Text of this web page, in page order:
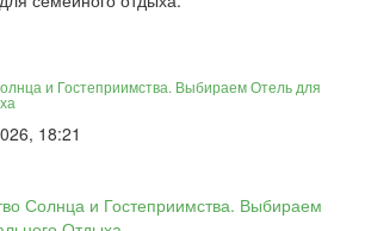
и Гостеприимства. Выбираем Отель для
18:21